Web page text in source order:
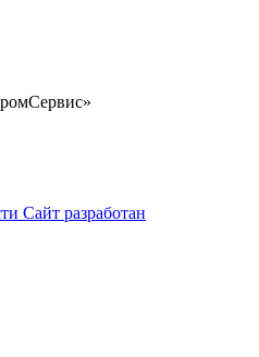
Сайт разработан